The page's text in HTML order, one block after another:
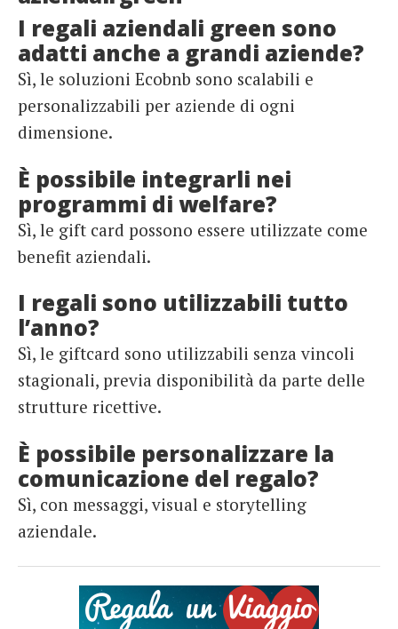
I regali aziendali green sono
adatti anche a grandi aziende?
Sì, le soluzioni Ecobnb sono scalabili e
personalizzabili per aziende di ogni
dimensione.
È possibile integrarli nei
programmi di welfare?
Sì, le gift card possono essere utilizzate come
benefit aziendali.
I regali sono utilizzabili tutto
l’anno?
Sì, le giftcard sono utilizzabili senza vincoli
stagionali, previa disponibilità da parte delle
strutture ricettive.
È possibile personalizzare la
comunicazione del regalo?
Sì, con messaggi, visual e storytelling
aziendale.